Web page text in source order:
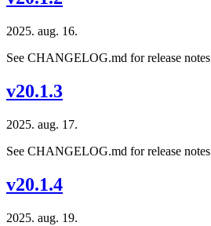
2025. aug. 16.
See CHANGELOG.md for release notes
v20.1.3
2025. aug. 17.
See CHANGELOG.md for release notes
v20.1.4
2025. aug. 19.